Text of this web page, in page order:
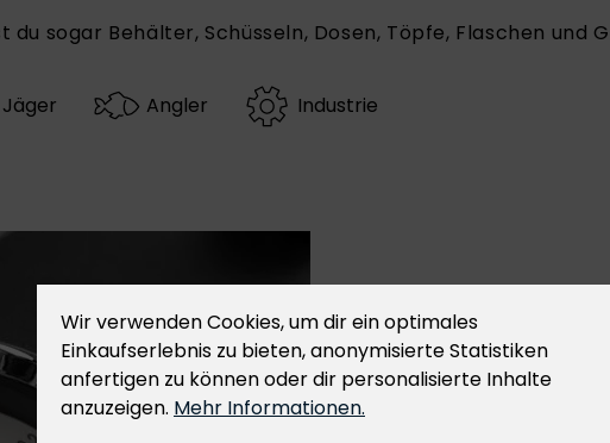
sogar Behälter, Schüsseln, Dosen, Töpfe, Flaschen und
Jäger Angler Industrie
AUF
Die Handhabung des
Wir verwenden Cookies, um dir ein optimales
Einkaufserlebnis zu bieten, anonymisierte Statistiken
anfertigen zu können oder dir personalisierte Inhalte
anzuzeigen. Mehr Informationen.